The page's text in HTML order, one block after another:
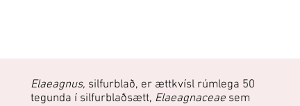
Elaeagnus, silfurblað, er ættkvísl rúmlega 50
tegunda í silfurblaðsætt, Elaeagnaceae sem